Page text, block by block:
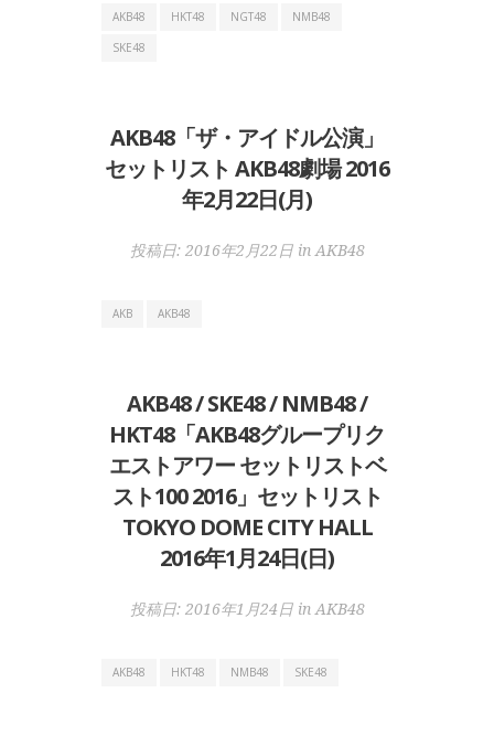
AKB48 HKT48 NGT48
NMB48
SKE48
AKB48「ザ・アイドル公演」
セットリスト AKB48劇場 2016
年2月22日(月)
投稿日: 2016年2月22日inAKB48
AKB AKB48
AKB48 / SKE48 / NMB48 /
HKT48「AKB48グループリク
エストアワー セットリストベ
スト100 2016」セットリスト
TOKYO DOME CITY HALL
2016年1月24日(日)
投稿日: 2016年1月24日inAKB48
AKB48 HKT48 NMB48 SKE48